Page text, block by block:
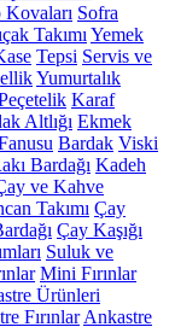
Sofra
Takımı Yemek
Tepsi Servis ve
Yumurtalık
Karaf
Altlığı Ekmek
Bardak Viski
Bardağı Kadeh
ve Kahve
Takımı Çay
Çay Kaşığı
Suluk ve
Mini Fırınlar
Ürünleri
Fırınlar Ankastre